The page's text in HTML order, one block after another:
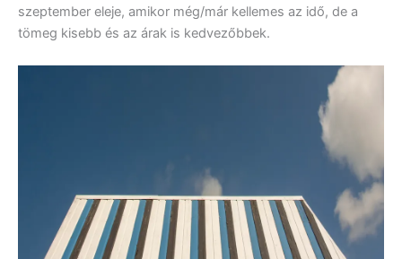
szeptember eleje, amikor még/már kellemes az idő, de a
tömeg kisebb és az árak is kedvezőbbek.